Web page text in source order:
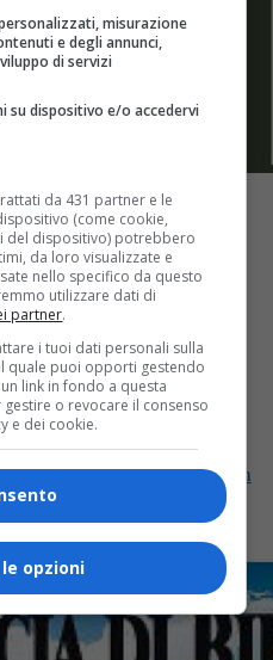
domani con il
mercoledì 7 maggio del
Biella, i lettori troveranno in
di ben 72 pagine
misurazione
e degli annunci,
di servizi
su dispositivo e/o accedervi
da 431 partner e le
(come cookie,
del dispositivo) potrebbero
da loro visualizzate e
nello specifico da questo
utilizzare dati di
partner.
i tuoi dati personali sulla
quale puoi opporti gestendo
link in fondo a questa
o revocare il consenso
e dei cookie.
opzioni